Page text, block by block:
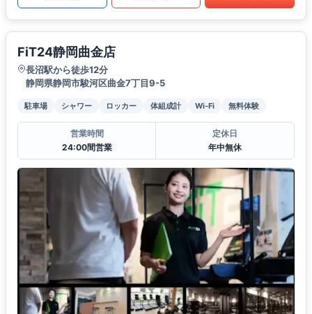
FiT24静岡曲金店
長沼駅から徒歩12分
静岡県静岡市駿河区曲金7丁目9-5
駐車場 シャワー ロッカー 体組成計 Wi-Fi 無料体験
営業時間
24:00間営業
定休日
年中無休